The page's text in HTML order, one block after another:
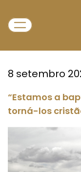
8 setembro
“Estamos a
torná-los